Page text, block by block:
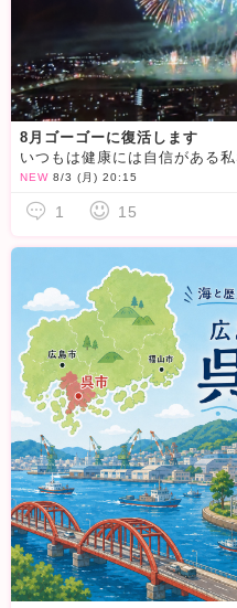
8月ゴーゴーに復活します
NEW 8/3 (月) 20:15
1 15